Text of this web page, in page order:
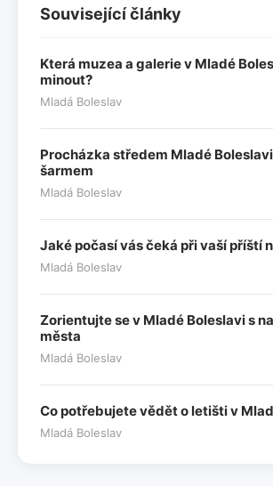
Související články
Která muzea a galerie v Mladé
minout?
Mladá Boleslav
Procházka středem Mladé
šarmem
Mladá Boleslav
Jaké počasí vás čeká při vaší příští
Mladá Boleslav
Zorientujte se v Mladé Boleslavi s
města
Mladá Boleslav
Co potřebujete vědět o letišti v
Mladá Boleslav